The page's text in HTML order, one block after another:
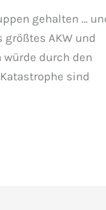
gehalten …
AKW und
würde durch den
sind